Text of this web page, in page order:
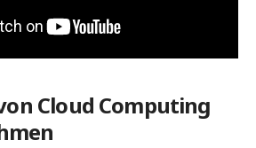
Cloud Computing